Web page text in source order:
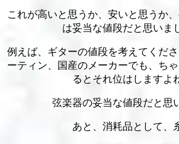
これが高いと思うか、安いと思うか
は妥当な値段だと思いま
例えば、ギターの値段を考えてくだ
ーティン、国産のメーカーでも、ち
るとそれ位はしますよ
弦楽器の妥当な値段だと思
あと、消耗品として、